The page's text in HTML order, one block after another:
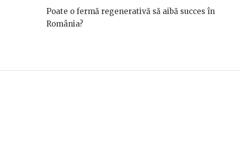
Poate o fermă regenerativă să aibă succes în
România?